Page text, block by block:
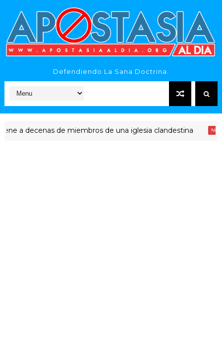
Defendiendo La Sana Doctrina.
de miembros de una iglesia clandestina NOTICIAS